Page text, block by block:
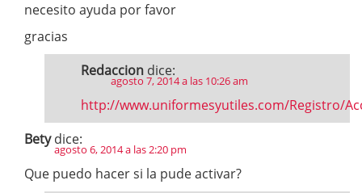
necesito ayuda por favor
gracias
Redaccion dice:
agosto 7, 2014 a las 10:26 am
http://www.uniformesyutiles.com/Registro/
Bety dice:
agosto 6, 2014 a las 2:20 pm
Que puedo hacer si la pude activar?